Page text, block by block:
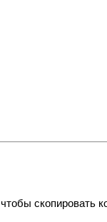
скопировать